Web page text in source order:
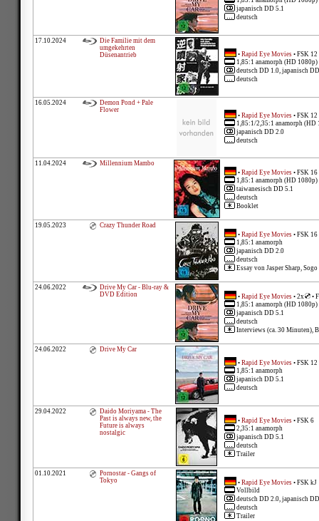
japanisch DD 5.1
deutsch
17.10.2024
Die Familie mit dem
umgekehrten
Düsenantrieb
• Rapid Eye Movies • FSK 12
1,85:1 anamorph (HD 1080p)
deutsch DD 1.0, japanisch
deutsch
16.05.2024
Demon Pond + Pale
Flower
• Rapid Eye Movies • FSK 12
1,85:1/2,35:1 anamorph (HD
japanisch DD 2.0
deutsch
11.04.2024
Millennium Mambo
• Rapid Eye Movies • FSK 16
1,85:1 anamorph (HD 1080p)
taiwanesisch DD 5.1
deutsch
Booklet
19.05.2023
Crazy Thunder Road
• Rapid Eye Movies • FSK 16
1,85:1 anamorph
japanisch DD 2.0
deutsch
Essay von Jasper Sharp,
24.06.2022
Drive My Car - Blu-ray &
DVD Edition
• Rapid Eye Movies • 2x
•
1,85:1 anamorph (HD 1080p)
japanisch DD 5.1
deutsch
Interviews (ca. 30 Minuten),
24.06.2022
Drive My Car
• Rapid Eye Movies • FSK 12
1,85:1 anamorph
japanisch DD 5.1
deutsch
29.04.2022
Daido Moriyama - The
Past is always new, the
Future is always
nostalgic
• Rapid Eye Movies • FSK 6
2,35:1 anamorph
japanisch DD 5.1
deutsch
Trailer
01.10.2021
Pornostar - Gangs of
Tokyo
• Rapid Eye Movies • FSK kJ
Vollbild
deutsch DD 2.0, japanisch
deutsch
Trailer